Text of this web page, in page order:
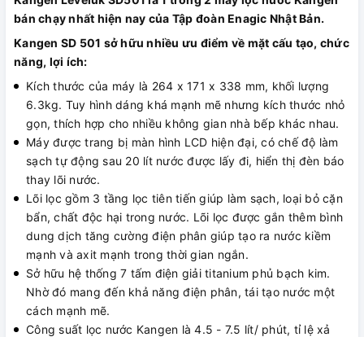
bán chạy nhất hiện nay của Tập đoàn Enagic Nhật Bản.
Kangen SD 501 sở hữu nhiều ưu điểm về mặt cấu tạo, chức
năng, lợi ích:
Kích thước của máy là 264 x 171 x 338 mm, khối lượng
6.3kg. Tuy hình dáng khá mạnh mẽ nhưng kích thước nhỏ
gọn, thích hợp cho nhiều không gian nhà bếp khác nhau.
Máy được trang bị màn hình LCD hiện đại, có chế độ làm
sạch tự động sau 20 lít nước được lấy đi, hiển thị đèn báo
thay lõi nước.
Lõi lọc gồm 3 tầng lọc tiên tiến giúp làm sạch, loại bỏ cặn
bẩn, chất độc hại trong nước. Lõi lọc được gắn thêm bình
dung dịch tăng cường điện phân giúp tạo ra nước kiềm
mạnh và axit mạnh trong thời gian ngắn.
Sở hữu hệ thống 7 tấm điện giải titanium phủ bạch kim.
Nhờ đó mang đến khả năng điện phân, tái tạo nước một
cách mạnh mẽ.
Công suất lọc nước Kangen là 4.5 - 7.5 lít/ phút, tỉ lệ xả